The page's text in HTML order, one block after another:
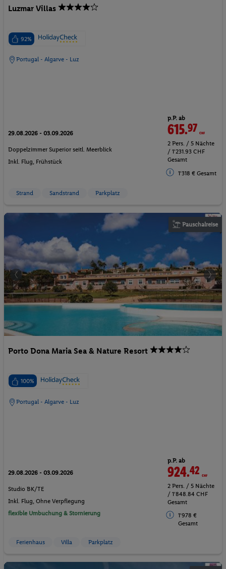
Luzmar Villas
92%
Portugal - Algarve - Luz
29.08.2026 - 03.09.2026
Doppelzimmer Superior seitl. Meerblick
Inkl. Flug, Frühstück
p.P. ab
615.97CHF
2 Pers. / 5 Nächte
/ 1'231.93 CHF
Gesamt
1'318 € Gesamt
Strand Sandstrand Parkplatz
Pauschalreise
Porto Dona Maria Sea & Nature Resort
100%
Portugal - Algarve - Luz
29.08.2026 - 03.09.2026
Studio BK/TE
Inkl. Flug, Ohne Verpflegung
flexible Umbuchung & Stornierung
p.P. ab
924.42 CHF
2 Pers. / 5 Nächte
/ 1'848.84 CHF
Gesamt
1'978 €
Gesamt
Ferienhaus Villa Parkplatz